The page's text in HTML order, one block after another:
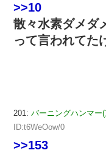
>>10
散々水素ダメダ
って言われてた
201: バーニングハンマー
ID:t6WeOow/0
>>153